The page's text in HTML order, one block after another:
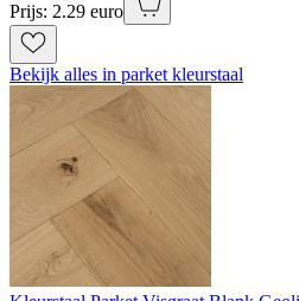
Prijs: 2.29 euro
Bekijk alles in parket kleurstaal